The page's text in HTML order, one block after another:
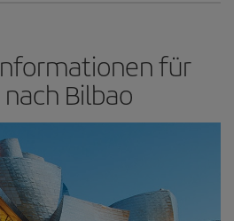
für
Bilbao